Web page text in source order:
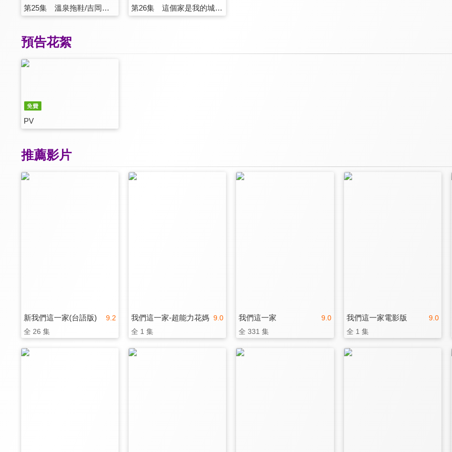
第25集 溫泉拖鞋/吉岡討厭魚/柚子的叫法 第26集 這個家是我的城堡/橘子要賞花/大家的夢想(完)
預告花絮
PV
推薦影片
9.2
新我們這一家(台語版)
全 26 集
9.0
我們這一家-超能力花媽
全 1 集
9.0
我們這一家
全 331 集
9.0
我們這一家電影版
全 1 集